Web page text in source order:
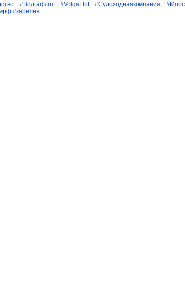
#Волгафлот #VolgaFlot #Судоходнаякомпания
#карелия